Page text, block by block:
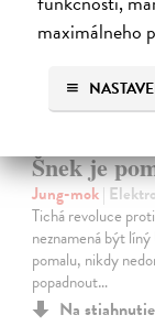
maximálneho
Šnek je
Jung-mok|
Tichá revoluce
neznamená být
pomalu, nikdy
popadnout…
Na